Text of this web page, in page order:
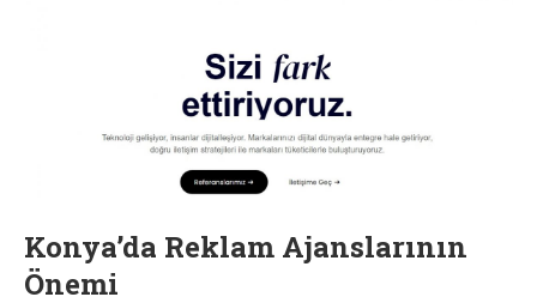
Konya’da Reklam Ajanslarının
Önemi